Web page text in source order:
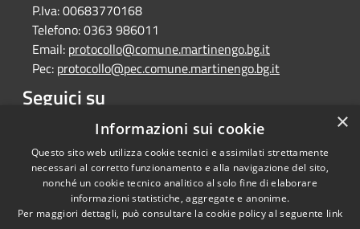
P.Iva:00683770168
Telefono:0363 986011
Email: protocollo@comune.martinengo.bg.it
Pec: protocollo@pec.comune.martinengo.bg.it
Seguici su
Facebook
Accessibilità
Copyright © 2026 • Comune di
Martinengo • Powered by
×
Informazioni sui cookie
Questo sito web utilizza cookie tecnici e assimilati strettamente
necessari al corretto funzionamento e alla navigazione del sito,
nonché un cookie tecnico analitico al solo fine di elaborare
informazioni statistiche, aggregate e anonime.
Per maggiori dettagli, può consultare la cookie policy al seguente link